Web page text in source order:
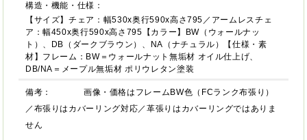
構造・機能・仕様：
【サイズ】チェア：幅530x奥行590x高さ795／アームレスチェ
ア：幅450x奥行590x高さ795【カラー】BW（ウォールナッ
ト）、DB（ダークブラウン）、NA（ナチュラル）【仕様・素
材】フレーム：BW＝ウォールナット無垢材 オイル仕上げ、
DB/NA＝メープル無垢材 ポリウレタン塗装
備考：
画像・価格はフレームBW色（FCランク布張り）
／布張りはカバーリング対応／革張りはカバーリングではありま
せん